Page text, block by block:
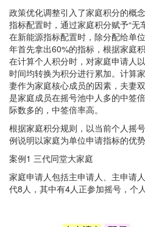
政策优化调整引入了家庭积分的概
指标配置时，通过家庭积分赋予“无
在新能源指标配置时，除分配给单
年首先拿出60%的指标，根据家庭
在计算个人积分时，对家庭申请人
时间均转换为积分进行累加。计算
妻作为家庭核心成员的因素，夫妻
是家庭成员在摇号池中人多的中签
际数多的，中签倍率高。
根据家庭积分规则，以当前个人摇
例说明以家庭为单位申请指标的优势
案例1 三代同堂大家庭
家庭申请人包括主申请人、主申请
代8人，其中有4人正参加摇号，个